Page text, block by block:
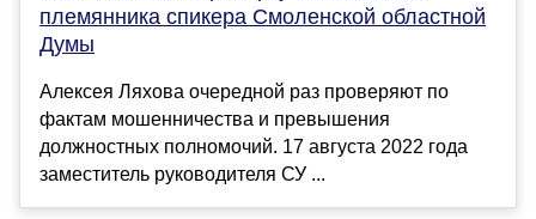
племянника спикера Смоленской областной
Думы
Алексея Ляхова очередной раз проверяют по
фактам мошенничества и превышения
должностных полномочий. 17 августа 2022 года
заместитель руководителя СУ ...